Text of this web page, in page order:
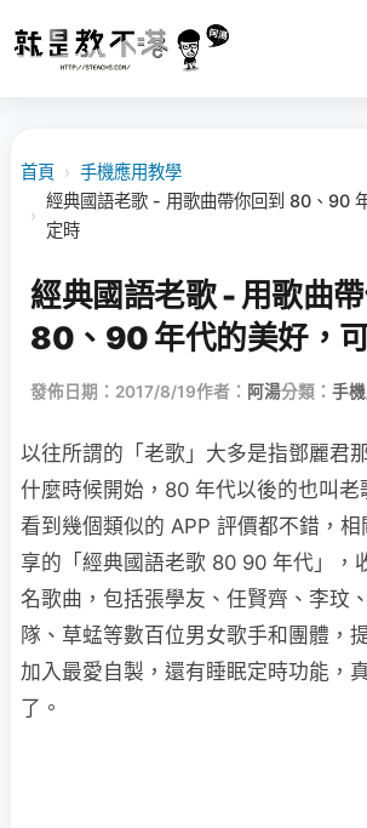
首頁 › 手機應用教學
›
經典國語老歌 - 用歌曲帶你回到 80、90
定時
經典國語老歌 - 用歌曲
80、90 年代的美好，
發佈日期：2017/8/19作者： 阿湯分類： 手
以往所謂的「老歌」大多是指鄧麗君
什麼時候開始，80 年代以後的也叫
看到幾個類似的 APP 評價都不錯，
享的「經典國語老歌 80 90 年代」，
名歌曲，包括張學友、任賢齊、李玟
隊、草蜢等數百位男女歌手和團體，
加入最愛自製，還有睡眠定時功能，
了。